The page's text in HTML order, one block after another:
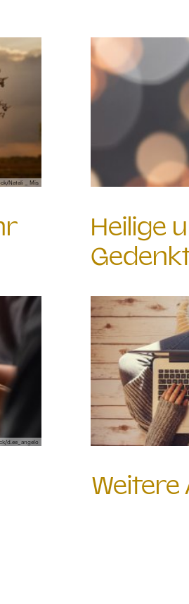
Natali _ Mis
Heilige
d.ee_angelo
Weitere